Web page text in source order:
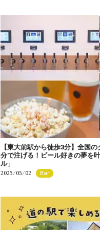
【東大前駅から徒歩3分】全国
分で注げる！ビール好きの夢を
ル」
2025/05/02 Bar